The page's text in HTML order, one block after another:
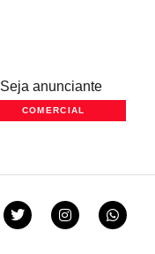
Seja anunciante
COMERCIAL